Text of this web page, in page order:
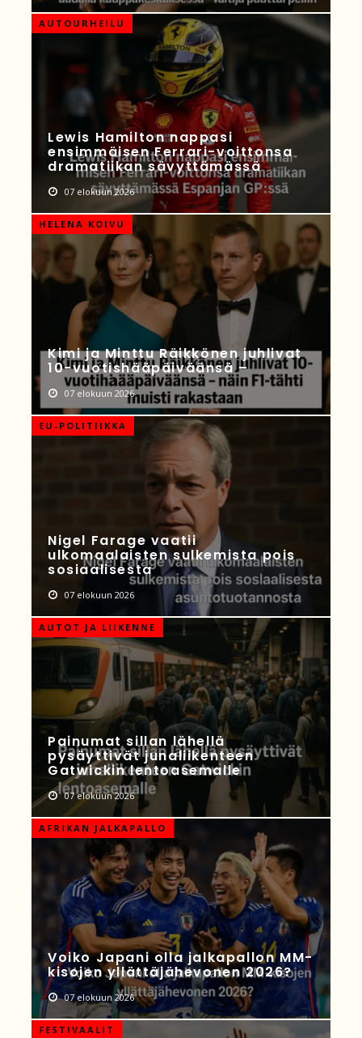
AUTOURHEILU
Lewis Hamilton nappasi
ensimmäisen Ferrari-voittonsa
dramatiikan sävyttämässä
07 elokuun 2026
HELENA KOIVU
Kimi ja Minttu Räikkönen juhlivat
10-vuotishääpäiväänsä –
07 elokuun 2026
EU-POLITIIKKA
Nigel Farage vaatii
ulkomaalaisten sulkemista pois
sosiaalisesta
07 elokuun 2026
AUTOT JA LIIKENNE
Painumat sillan lähellä
pysäyttivät junaliikenteen
Gatwickin lentoasemalle
07 elokuun 2026
AFRIKAN JALKAPALLO
Voiko Japani olla jalkapallon MM-
kisojen yllättäjähevonen 2026?
07 elokuun 2026
FESTIVAALIT